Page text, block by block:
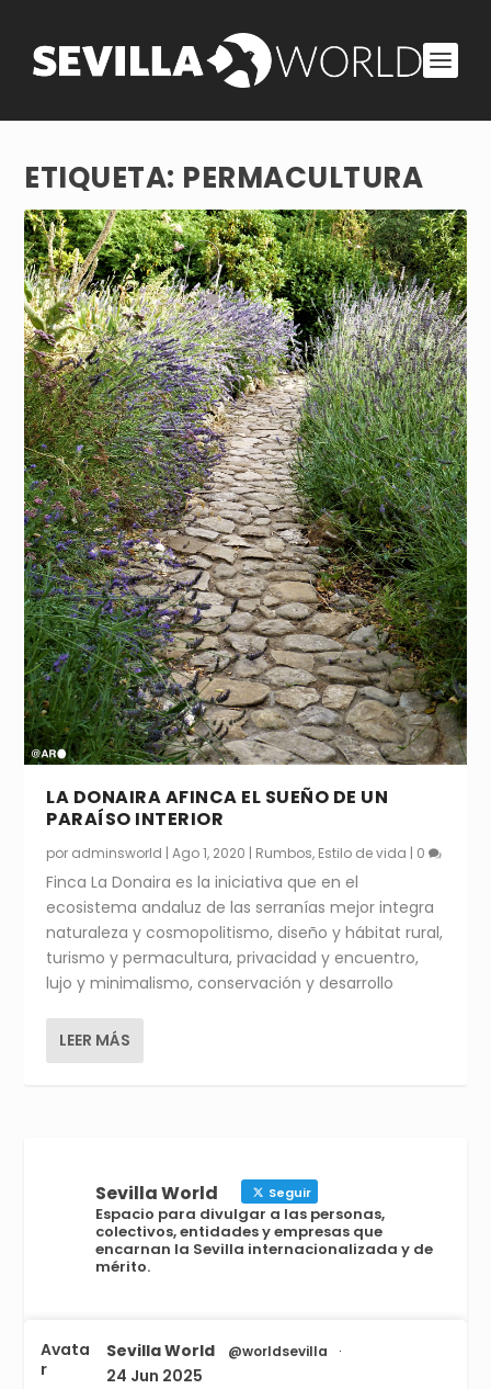
ETIQUETA: PERMACULTURA
LA DONAIRA AFINCA EL SUEÑO DE UN
PARAÍSO INTERIOR
por adminsworld |Ago 1, 2020 | Rumbos, Estilo de vida | 0
Finca La Donaira es la iniciativa que en el
ecosistema andaluz de las serranías mejor integra
naturaleza y cosmopolitismo, diseño y hábitat rural,
turismo y permacultura, privacidad y encuentro,
lujo y minimalismo, conservación y desarrollo
LEER MÁS
Sevilla World Seguir
Espacio para divulgar a las personas,
colectivos, entidades y empresas que
encarnan la Sevilla internacionalizada y de
mérito.
Avata
r
Sevilla World @worldsevilla ·
24 Jun 2025